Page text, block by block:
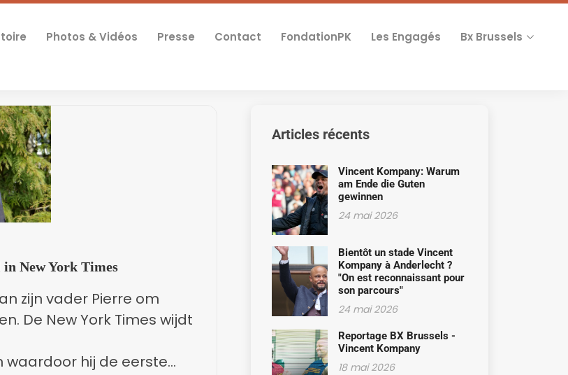
Photos & Vidéos Presse Contact FondationPK Les Engagés Bx Brussels
New York Times
zijn vader Pierre om
De New York Times wijdt
waardoor hij de eerste
Articles récents
Vincent Kompany: Warum
am Ende die Guten
gewinnen
24 mai 2026
Bientôt un stade Vincent
Kompany à Anderlecht ?
"On est reconnaissant pour
son parcours"
24 mai 2026
Reportage BX Brussels -
Vincent Kompany
18 mai 2026